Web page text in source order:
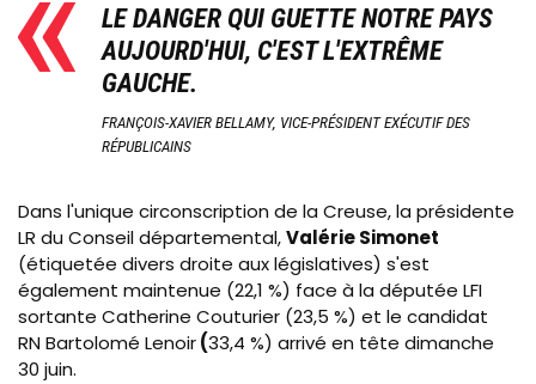
LE DANGER QUI GUETTE NOTRE PAYS
AUJOURD'HUI, C'EST L'EXTRÊME
GAUCHE.
FRANÇOIS-XAVIER BELLAMY, VICE-PRÉSIDENT EXÉCUTIF DES
RÉPUBLICAINS
Dans l'unique circonscription de la Creuse, la présidente
LR du Conseil départemental,Valérie Simonet
(étiquetée divers droite aux législatives) s'est
également maintenue (22,1 %) face à la députée LFI
sortante Catherine Couturier (23,5 %) et le candidat
RN Bartolomé Lenoir(33,4 %) arrivé en tête dimanche
30 juin.